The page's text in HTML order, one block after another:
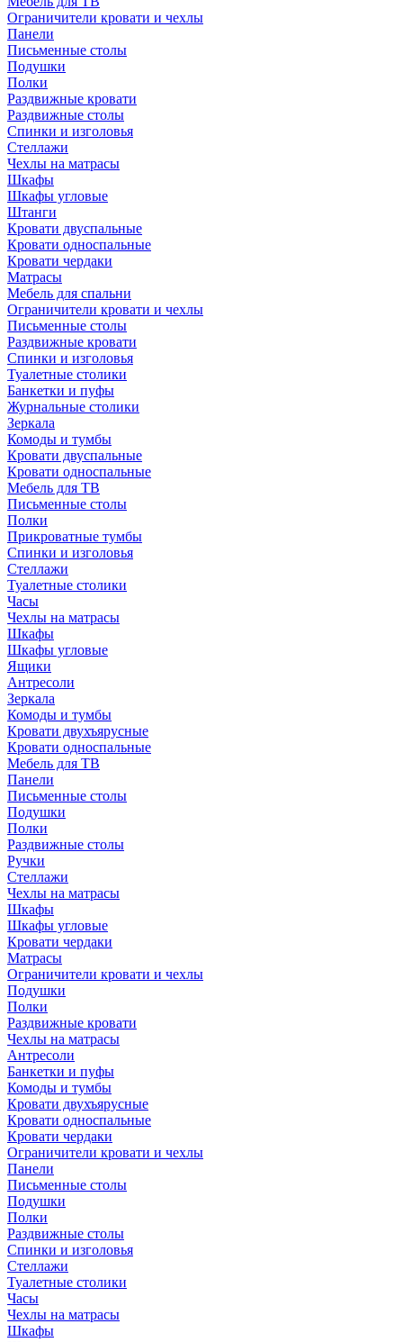
Ограничители кровати и чехлы
Панели
Письменные столы
Подушки
Полки
Раздвижные кровати
Раздвижные столы
Спинки и изголовья
Стеллажи
Чехлы на матрасы
Шкафы
Шкафы угловые
Штанги
Кровати двуспальные
Кровати односпальные
Кровати чердаки
Матрасы
Мебель для спальни
Ограничители кровати и чехлы
Письменные столы
Раздвижные кровати
Спинки и изголовья
Туалетные столики
Банкетки и пуфы
Журнальные столики
Зеркала
Комоды и тумбы
Кровати двуспальные
Кровати односпальные
Мебель для ТВ
Письменные столы
Полки
Прикроватные тумбы
Спинки и изголовья
Стеллажи
Туалетные столики
Часы
Чехлы на матрасы
Шкафы
Шкафы угловые
Ящики
Антресоли
Зеркала
Комоды и тумбы
Кровати двухъярусные
Кровати односпальные
Мебель для ТВ
Панели
Письменные столы
Подушки
Полки
Раздвижные столы
Ручки
Стеллажи
Чехлы на матрасы
Шкафы
Шкафы угловые
Кровати чердаки
Матрасы
Ограничители кровати и чехлы
Подушки
Полки
Раздвижные кровати
Чехлы на матрасы
Антресоли
Банкетки и пуфы
Комоды и тумбы
Кровати двухъярусные
Кровати односпальные
Кровати чердаки
Ограничители кровати и чехлы
Панели
Письменные столы
Подушки
Полки
Раздвижные столы
Спинки и изголовья
Стеллажи
Туалетные столики
Часы
Чехлы на матрасы
Шкафы